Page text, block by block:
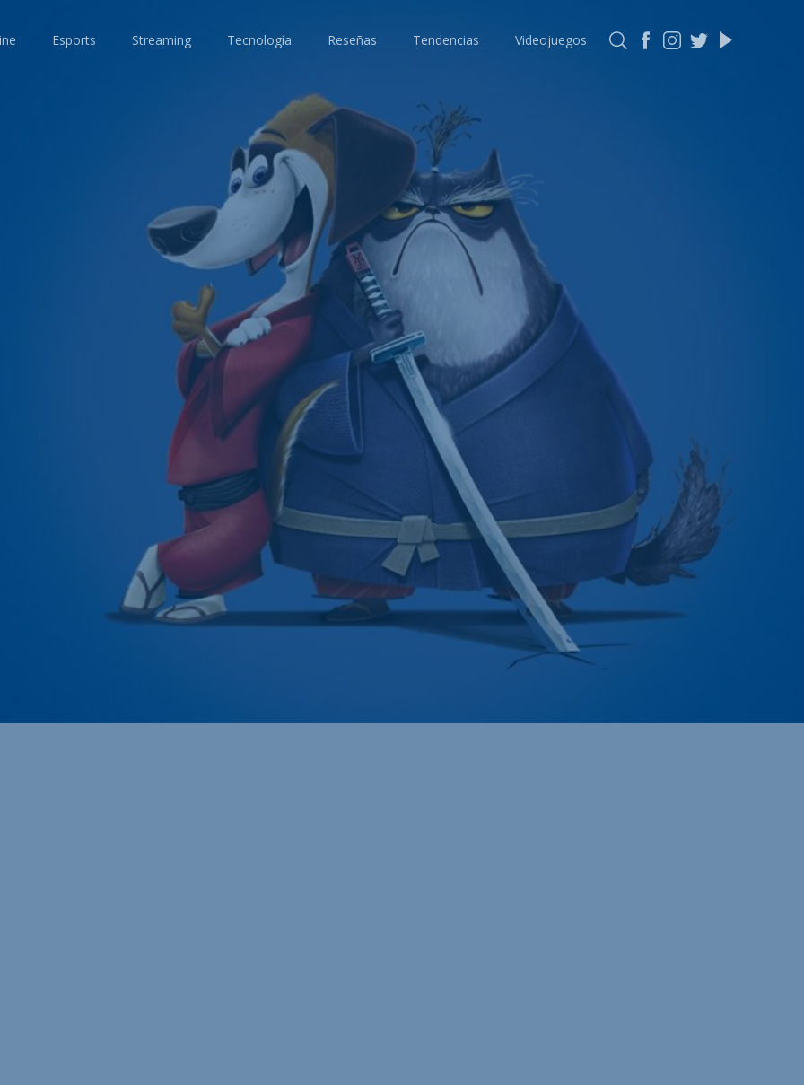
Esports Streaming Tecnología Reseñas Tendencias Videojuegos